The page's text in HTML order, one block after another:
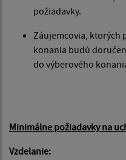
požiadavky.
Záujemcovia, ktorých
konania budú
do výberového
Minimálne požiadavky na
Vzdelanie: